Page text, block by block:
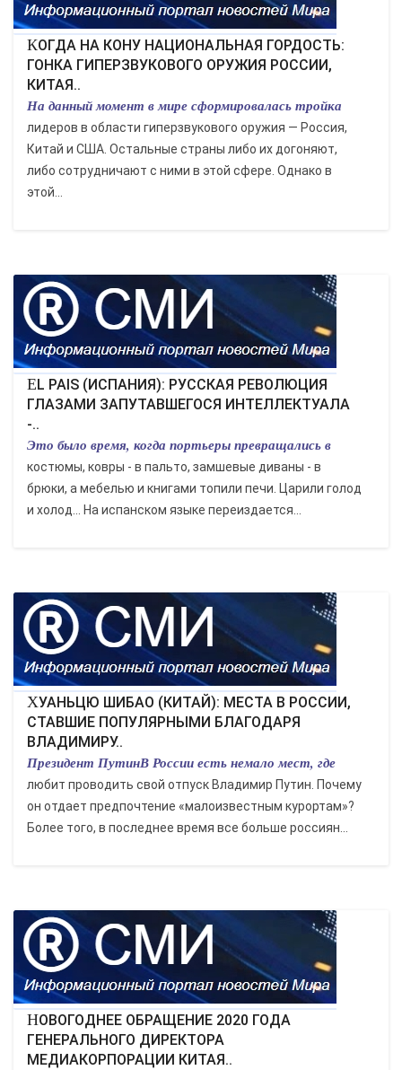
КОГДА НА КОНУ НАЦИОНАЛЬНАЯ ГОРДОСТЬ:
ГОНКА ГИПЕРЗВУКОВОГО ОРУЖИЯ РОССИИ,
КИТАЯ..
На данный момент в мире сформировалась тройка
лидеров в области гиперзвукового оружия — Россия,
Китай и США. Остальные страны либо их догоняют,
либо сотрудничают с ними в этой сфере. Однако в
этой...
EL PAIS (ИСПАНИЯ): РУССКАЯ РЕВОЛЮЦИЯ
ГЛАЗАМИ ЗАПУТАВШЕГОСЯ ИНТЕЛЛЕКТУАЛА
-..
Это было время, когда портьеры превращались в
костюмы, ковры - в пальто, замшевые диваны - в
брюки, а мебелью и книгами топили печи. Царили голод
и холод... На испанском языке переиздается...
ХУАНЬЦЮ ШИБАО (КИТАЙ): МЕСТА В РОССИИ,
СТАВШИЕ ПОПУЛЯРНЫМИ БЛАГОДАРЯ
ВЛАДИМИРУ..
Президент ПутинВ России есть немало мест, где
любит проводить свой отпуск Владимир Путин. Почему
он отдает предпочтение «малоизвестным курортам»?
Более того, в последнее время все больше россиян...
НОВОГОДНЕЕ ОБРАЩЕНИЕ 2020 ГОДА
ГЕНЕРАЛЬНОГО ДИРЕКТОРА
МЕДИАКОРПОРАЦИИ КИТАЯ..